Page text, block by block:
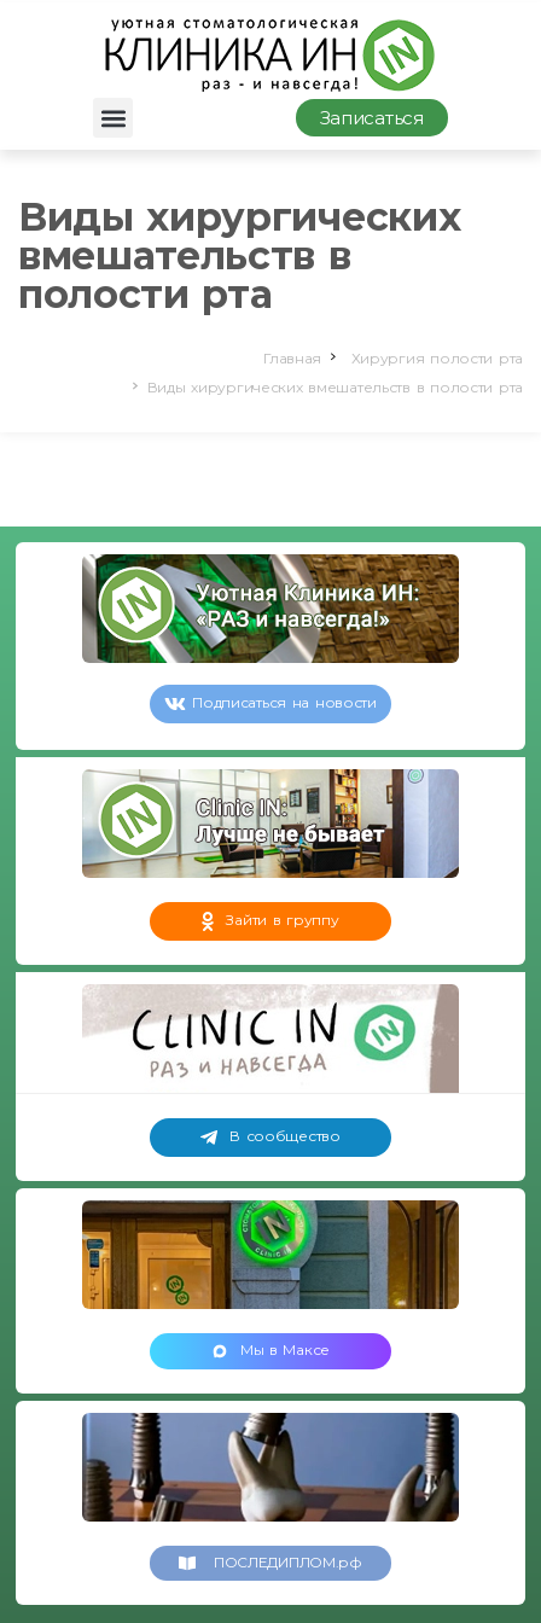
Записаться
Виды хирургических
вмешательств в
полости рта
Главная
Хирургия полости рта
Виды хирургических вмешательств в полости рта
Подписаться на новости
Зайти в группу
В сообщество
Мы в Максе
ПОСЛЕДИПЛОМ.рф